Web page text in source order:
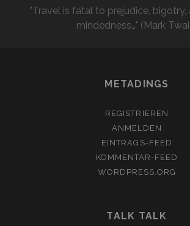
"Travel is fatal to prejudice, bigotry,
mindedness…" (Mark
METADINGS
REGISTRIEREN
ANMELDEN
EINTRAGS-FEED
KOMMENTAR-FEED
WORDPRESS.ORG
TALK TALK